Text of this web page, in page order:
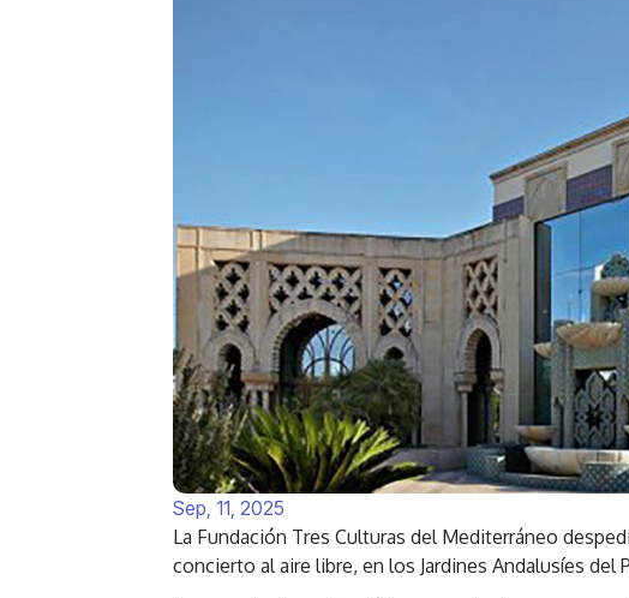
Sep, 11, 2025
La Fundación Tres Culturas del Mediterráneo
concierto al aire libre, en los Jardines Andalusíes